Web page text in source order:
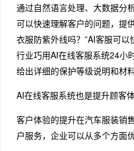
通过自然语言处理、大数据分
可以快速理解客户的问题，提
衣服防紫外线吗？”AI客服可
行业巧用AI在线客服系统24小
给出详细的保护等级说明和材
AI在线客服系统也是提升顾客
客户体验的提升在汽车服装销
户服务，企业可以从多个方面